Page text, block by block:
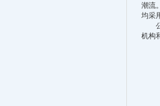
潮流
均采
公
机构